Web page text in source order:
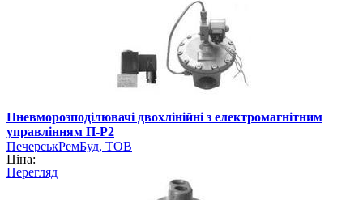
Пневморозподілювачі двохлінійні з електромагнітним
управлінням П-Р2
ПечерськРемБуд, ТОВ
Ціна:
Перегляд